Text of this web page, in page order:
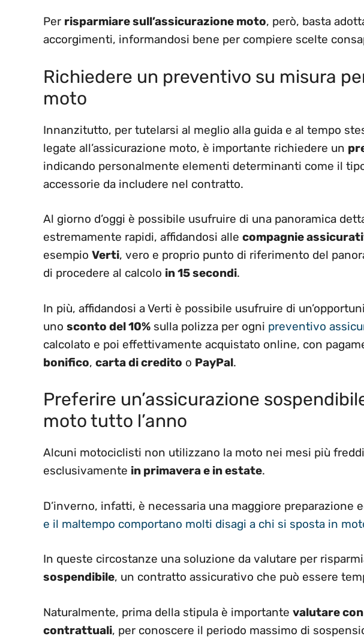
Per risparmiare sull’assicurazione moto, però, basta
accorgimenti, informandosi bene per compiere scelte
Richiedere un preventivo su misura
moto
Innanzitutto, per tutelarsi al meglio alla guida e al tempo
legate all’assicurazione moto, è importante richiedere un
indicando personalmente elementi determinanti come il
accessorie da includere nel contratto.
Al giorno d’oggi è possibile usufruire di una panoramica
estremamente rapidi, affidandosi alle compagnie
esempio Verti, vero e proprio punto di riferimento del
di procedere al calcolo in 15 secondi.
In più, affidandosi a Verti è possibile usufruire di
uno sconto del 10% sulla polizza per ogni preventivo
calcolato e poi effettivamente acquistato online, con
bonifico, carta di credito o PayPal.
Preferire un’assicurazione
moto tutto l’anno
Alcuni motociclisti non utilizzano la moto nei mesi più freddi
esclusivamente in primavera e in estate.
D’inverno, infatti, è necessaria una maggiore preparazione
e il maltempo comportano molti disagi a chi si sposta in
In queste circostanze una soluzione da valutare per
sospendibile, un contratto assicurativo che può essere
Naturalmente, prima della stipula è importante valutare
contrattuali, per conoscere il periodo massimo di